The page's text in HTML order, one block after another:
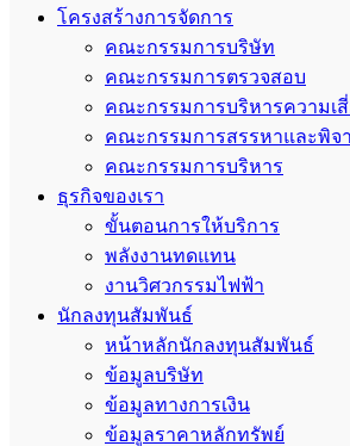
โครงสร้างการจัดการ
คณะกรรมการบริษัท
คณะกรรมการตรวจสอบ
คณะกรรมการบริหารความเสี่
คณะกรรมการสรรหาและพิ
คณะกรรมการบริหาร
ธุรกิจของเรา
ขั้นตอนการให้บริการ
พลังงานทดแทน
งานวิศวกรรมไฟฟ้า
นักลงทุนสัมพันธ์
หน้าหลักนักลงทุนสัมพันธ์
ข้อมูลบริษัท
ข้อมูลทางการเงิน
ข้อมูลราคาหลักทรัพย์